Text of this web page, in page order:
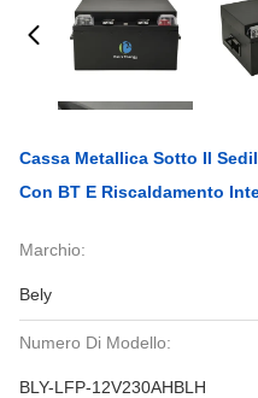
Cassa Metallica Sotto Il
Con BT E Riscaldamento
Marchio:
Bely
Numero Di Modello:
BLY-LFP-12V230AHBLH